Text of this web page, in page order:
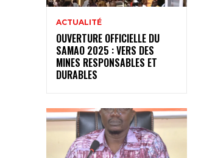
ACTUALITÉ
OUVERTURE OFFICIELLE DU
SAMAO 2025 : VERS DES
MINES RESPONSABLES ET
DURABLES